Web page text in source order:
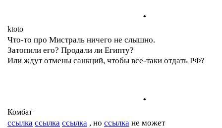
.
ktoto
Что-то про Мистраль ничего не слышно.
Затопили его? Продали ли Египту?
Или ждут отмены санкций, чтобы все-таки отдать РФ?
.
Комбат
ссылка ссылка ссылка , но ссылка не может